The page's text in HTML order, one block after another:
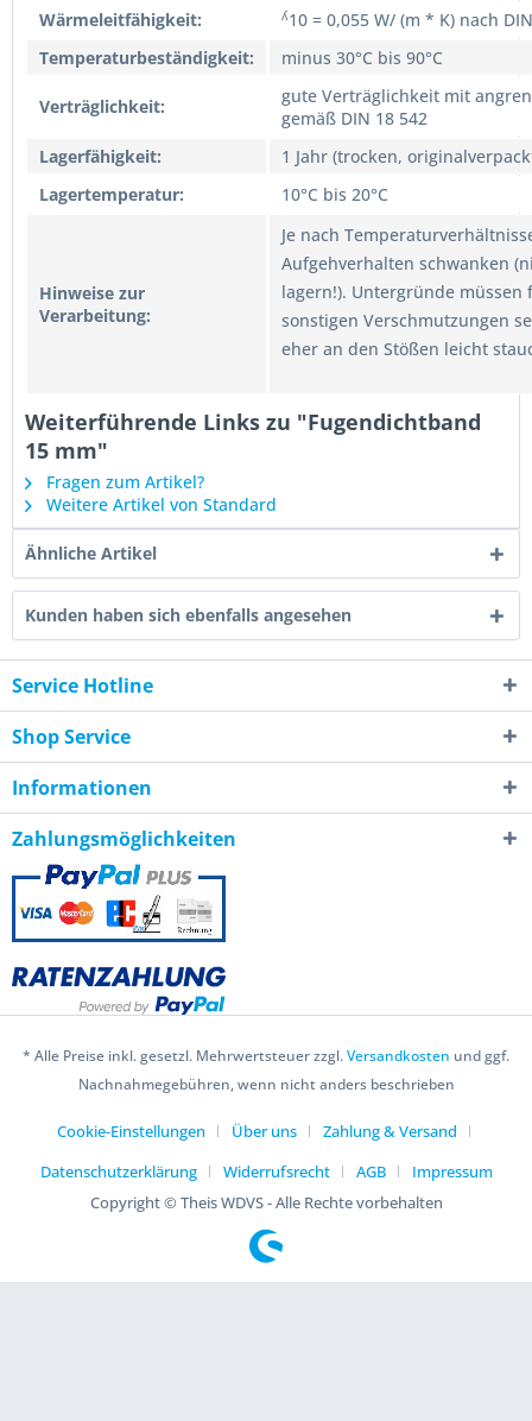
Wärmeleitfähigkeit:
ʎ10 = 0,055 W/ (m * K) nach
Temperaturbeständigkeit:
minus 30°C bis 90°C
Verträglichkeit:
gute Verträglichkeit mit
gemäß DIN 18 542
Lagerfähigkeit:
1 Jahr (trocken,
Lagertemperatur:
10°C bis 20°C
Hinweise zur
Verarbeitung:
Je nach
Aufgehverhalten schwanken
lagern!). Untergründe müssen
sonstigen Verschmutzungen
eher an den Stößen leicht
Weiterführende Links zu "Fugendichtband
15 mm"
Fragen zum Artikel?
Weitere Artikel von Standard
Ähnliche Artikel
Kunden haben sich ebenfalls angesehen
Service Hotline
Shop Service
Informationen
Zahlungsmöglichkeiten
* Alle Preise inkl. gesetzl. Mehrwertsteuer zzgl.Versandkosten und ggf.
Nachnahmegebühren, wenn nicht anders beschrieben
Cookie-Einstellungen Über uns
Zahlung & Versand
Datenschutzerklärung
Widerrufsrecht AGB
Impressum
Copyright © Theis WDVS - Alle Rechte vorbehalten